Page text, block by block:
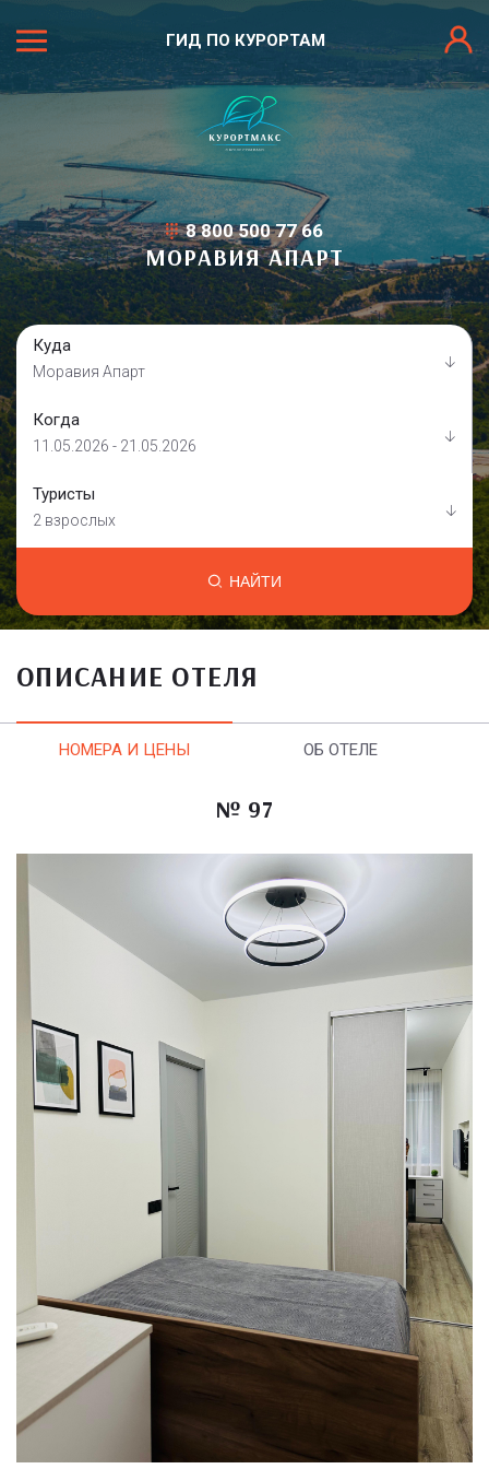
ГИД ПО КУРОРТАМ
8 800 500 77 66
МОРАВИЯ АПАРТ
Куда
Моравия Апарт
Когда
11.05.2026 - 21.05.2026
Туристы
2 взрослых
НАЙТИ
ОПИСАНИЕ ОТЕЛЯ
НОМЕРА И ЦЕНЫ ОБ ОТЕЛЕ
№ 97